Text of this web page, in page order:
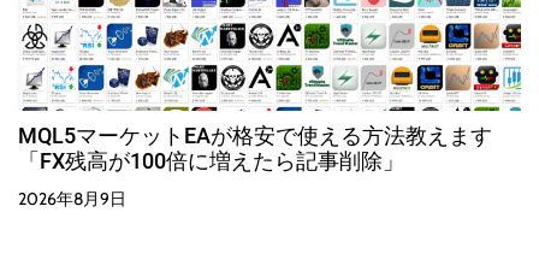
MQL5マーケットEAが格安で使える方法教えます
「FX残高が100倍に増えたら記事削除」
2026年8月9日